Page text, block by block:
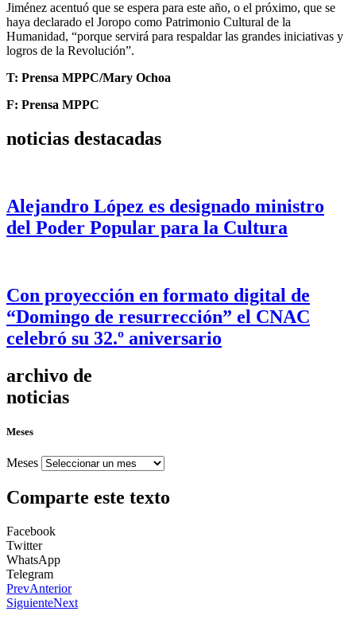
Jiménez acentuó que se espera para este año, o el próximo, que se
haya declarado el Joropo como Patrimonio Cultural de la
Humanidad, “porque servirá para respaldar las grandes iniciativas y
logros de la Revolución”.
T: Prensa MPPC/Mary Ochoa
F: Prensa MPPC
noticias destacadas
Alejandro López es designado ministro
del Poder Popular para la Cultura
Con proyección en formato digital de
“Domingo de resurrección” el CNAC
celebró su 32.º aniversario
archivo de
noticias
Meses
Meses
Comparte este texto
Facebook
Twitter
WhatsApp
Telegram
PrevAnterior
SiguienteNext